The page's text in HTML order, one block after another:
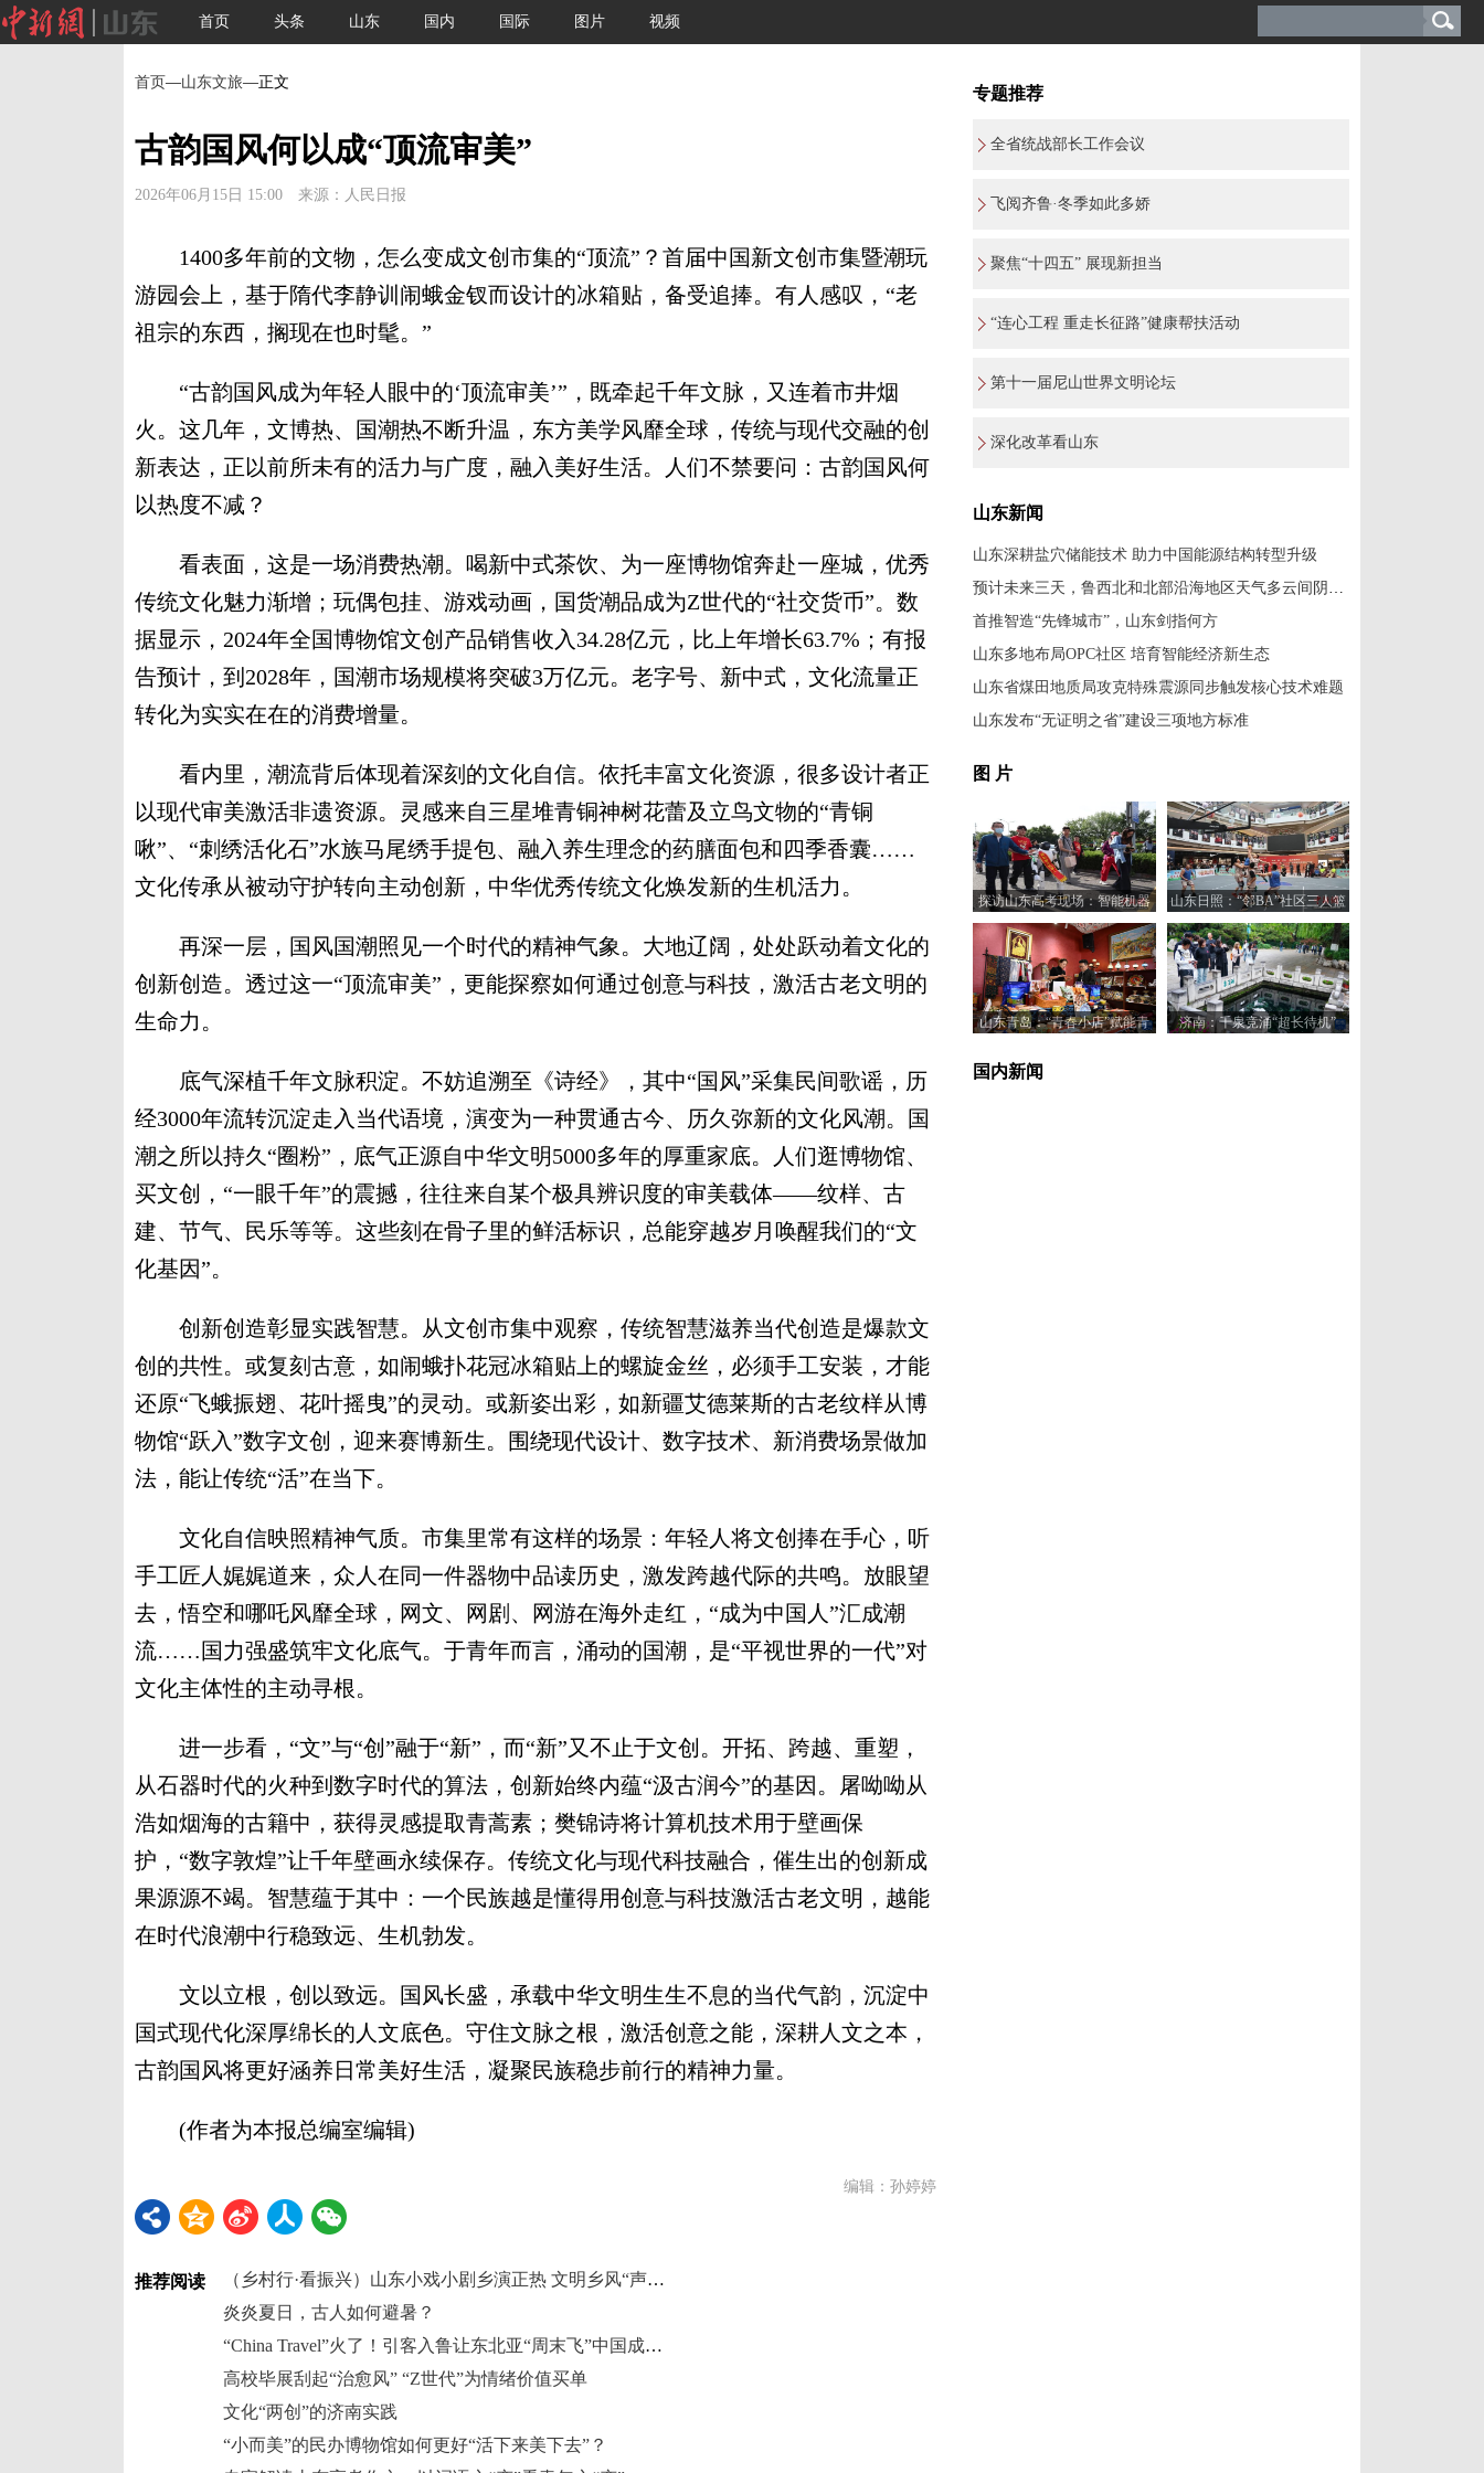
首页 头条 山东 国内 国际 图片 视频
首页—山东文旅—正文
古韵国风何以成“顶流审美”
2026年06月15日 15:00 来源：人民日报
1400多年前的文物，怎么变成文创市集的“顶流”？首届中国新文创市集暨潮玩
游园会上，基于隋代李静训闹蛾金钗而设计的冰箱贴，备受追捧。有人感叹，“老
祖宗的东西，搁现在也时髦。”
“古韵国风成为年轻人眼中的‘顶流审美’”，既牵起千年文脉，又连着市井烟
火。这几年，文博热、国潮热不断升温，东方美学风靡全球，传统与现代交融的创
新表达，正以前所未有的活力与广度，融入美好生活。人们不禁要问：古韵国风何
以热度不减？
看表面，这是一场消费热潮。喝新中式茶饮、为一座博物馆奔赴一座城，优秀
传统文化魅力渐增；玩偶包挂、游戏动画，国货潮品成为Z世代的“社交货币”。数
据显示，2024年全国博物馆文创产品销售收入34.28亿元，比上年增长63.7%；有报
告预计，到2028年，国潮市场规模将突破3万亿元。老字号、新中式，文化流量正
转化为实实在在的消费增量。
看内里，潮流背后体现着深刻的文化自信。依托丰富文化资源，很多设计者正
以现代审美激活非遗资源。灵感来自三星堆青铜神树花蕾及立鸟文物的“青铜
啾”、“刺绣活化石”水族马尾绣手提包、融入养生理念的药膳面包和四季香囊……
文化传承从被动守护转向主动创新，中华优秀传统文化焕发新的生机活力。
再深一层，国风国潮照见一个时代的精神气象。大地辽阔，处处跃动着文化的
创新创造。透过这一“顶流审美”，更能探察如何通过创意与科技，激活古老文明的
生命力。
底气深植千年文脉积淀。不妨追溯至《诗经》，其中“国风”采集民间歌谣，历
经3000年流转沉淀走入当代语境，演变为一种贯通古今、历久弥新的文化风潮。国
潮之所以持久“圈粉”，底气正源自中华文明5000多年的厚重家底。人们逛博物馆、
买文创，“一眼千年”的震撼，往往来自某个极具辨识度的审美载体——纹样、古
建、节气、民乐等等。这些刻在骨子里的鲜活标识，总能穿越岁月唤醒我们的“文
化基因”。
创新创造彰显实践智慧。从文创市集中观察，传统智慧滋养当代创造是爆款文
创的共性。或复刻古意，如闹蛾扑花冠冰箱贴上的螺旋金丝，必须手工安装，才能
还原“飞蛾振翅、花叶摇曳”的灵动。或新姿出彩，如新疆艾德莱斯的古老纹样从博
物馆“跃入”数字文创，迎来赛博新生。围绕现代设计、数字技术、新消费场景做加
法，能让传统“活”在当下。
文化自信映照精神气质。市集里常有这样的场景：年轻人将文创捧在手心，听
手工匠人娓娓道来，众人在同一件器物中品读历史，激发跨越代际的共鸣。放眼望
去，悟空和哪吒风靡全球，网文、网剧、网游在海外走红，“成为中国人”汇成潮
流……国力强盛筑牢文化底气。于青年而言，涌动的国潮，是“平视世界的一代”对
文化主体性的主动寻根。
进一步看，“文”与“创”融于“新”，而“新”又不止于文创。开拓、跨越、重塑，
从石器时代的火种到数字时代的算法，创新始终内蕴“汲古润今”的基因。屠呦呦从
浩如烟海的古籍中，获得灵感提取青蒿素；樊锦诗将计算机技术用于壁画保
护，“数字敦煌”让千年壁画永续保存。传统文化与现代科技融合，催生出的创新成
果源源不竭。智慧蕴于其中：一个民族越是懂得用创意与科技激活古老文明，越能
在时代浪潮中行稳致远、生机勃发。
文以立根，创以致远。国风长盛，承载中华文明生生不息的当代气韵，沉淀中
国式现代化深厚绵长的人文底色。守住文脉之根，激活创意之能，深耕人文之本，
古韵国风将更好涵养日常美好生活，凝聚民族稳步前行的精神力量。
(作者为本报总编室编辑)
编辑：孙婷婷
推荐阅读
（乡村行·看振兴）山东小戏小剧乡演正热 文明乡风“声”入人心
炎炎夏日，古人如何避暑？
“China Travel”火了！引客入鲁让东北亚“周末飞”中国成为日常
高校毕展刮起“治愈风” “Z世代”为情绪价值买单
文化“两创”的济南实践
“小而美”的民办博物馆如何更好“活下来美下去”？
专题推荐
全省统战部长工作会议
飞阅齐鲁·冬季如此多娇
聚焦“十四五” 展现新担当
“连心工程 重走长征路”健康帮扶活动
第十一届尼山世界文明论坛
深化改革看山东
山东新闻
山东深耕盐穴储能技术 助力中国能源结构转型升级
预计未来三天，鲁西北和北部沿海地区天气多云间阴局部有雷雨或阵雨
首推智造“先锋城市”，山东剑指何方
山东多地布局OPC社区 培育智能经济新生态
山东省煤田地质局攻克特殊震源同步触发核心技术难题
山东发布“无证明之省”建设三项地方标准
图 片
探访山东高考现场：智能机器
人“趣味护考”
山东日照：“邻BA”社区三人篮
球赛火热开打
山东青岛：“青春小店”赋能青
济南：千泉竞涌“超长待机”
国内新闻